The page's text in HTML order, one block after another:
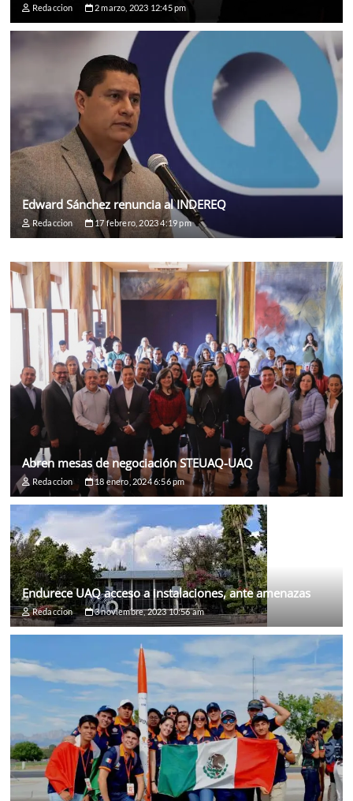
Redaccion 2 marzo, 2023 12:45 pm
Edward Sánchez renuncia al INDEREQ
Redaccion 17 febrero, 2023 4:19 pm
Abren mesas de negociación STEUAQ-UAQ
Redaccion 18 enero, 2024 6:56 pm
Endurece UAQ acceso a instalaciones, ante amenazas
Redaccion 3 noviembre, 2023 10:56 am